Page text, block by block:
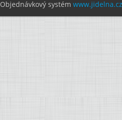
Objednávkový systém www.jidelna.cz